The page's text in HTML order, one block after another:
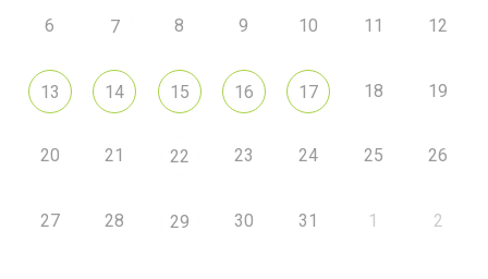
6 7 8 9 10 11 12
13 14 15 16 17 18 19
20 21 22 23 24 25 26
27 28 29 30 31 1 2